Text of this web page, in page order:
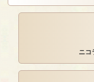
ニコ